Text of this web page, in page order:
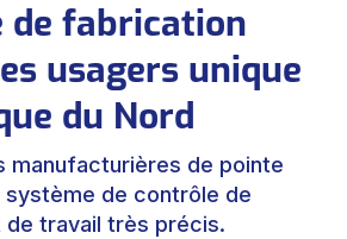
de fabrication
usagers unique
du Nord
manufacturières de pointe
système de contrôle de
de travail très précis.